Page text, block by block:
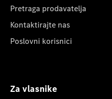
Pretraga prodavatelja
Kontaktirajte nas
Poslovni korisnici
Za vlasnike